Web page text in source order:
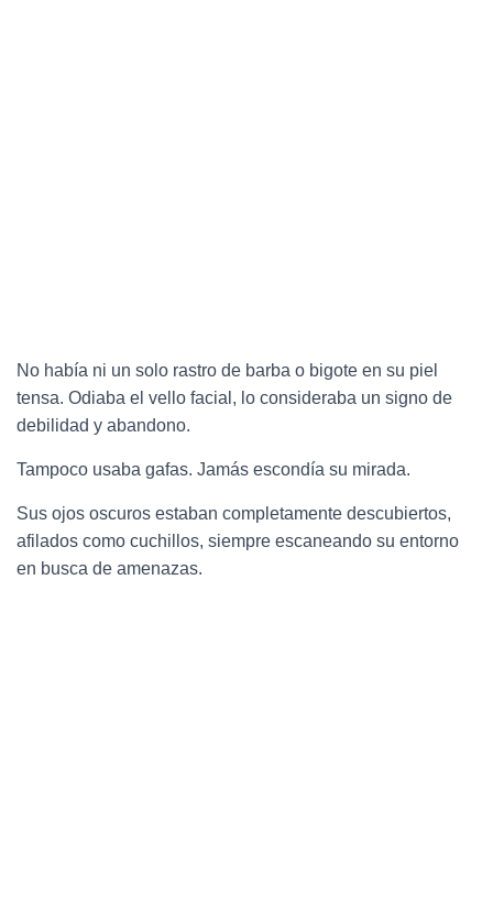
No había ni un solo rastro de barba o bigote en su piel
tensa. Odiaba el vello facial, lo consideraba un signo de
debilidad y abandono.
Tampoco usaba gafas. Jamás escondía su mirada.
Sus ojos oscuros estaban completamente descubiertos,
afilados como cuchillos, siempre escaneando su entorno
en busca de amenazas.